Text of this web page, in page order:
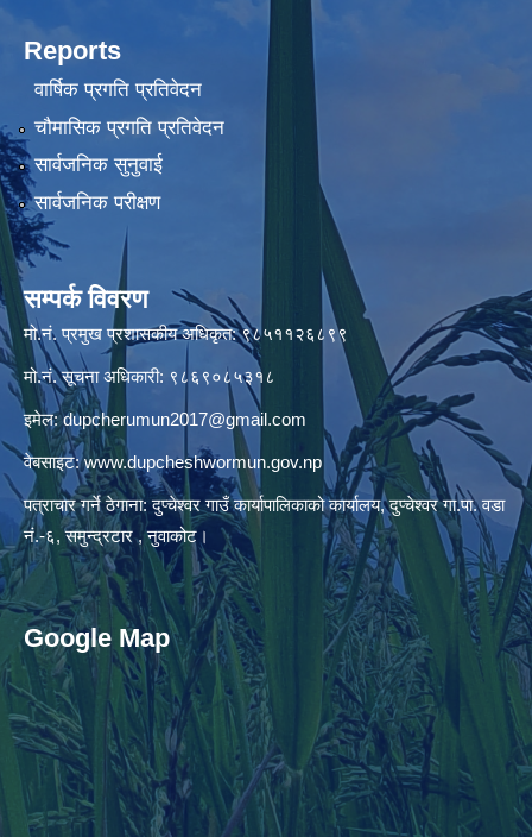
Reports
वार्षिक प्रगति प्रतिवेदन
चौमासिक प्रगति प्रतिवेदन
सार्वजनिक सुनुवाई
सार्वजनिक परीक्षण
सम्पर्क विवरण
मो.नं. प्रमुख प्रशासकीय अधिकृत: ९८५११२६८९९
मो.नं. सूचना अधिकारी: ९८६९०८५३१८
इमेल:dupcherumun2017@gmail.com
वेबसाइट:www.dupcheshwormun.gov.np
पत्राचार गर्ने ठेगाना: दुप्चेश्वर गाउँ कार्यापालिकाको कार्यालय, दुप्चेश्वर गा.पा. वडा
नं.-६, समुन्द्रटार , नुवाकोट।
Google Map